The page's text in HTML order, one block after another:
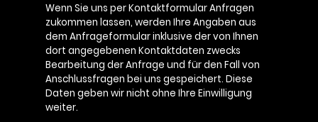
Wenn Sie uns per Kontaktformular Anfragen
zukommen lassen, werden Ihre Angaben aus
dem Anfrageformular inklusive der von Ihnen
dort angegebenen Kontaktdaten zwecks
Bearbeitung der Anfrage und für den Fall von
Anschlussfragen bei uns gespeichert. Diese
Daten geben wir nicht ohne Ihre Einwilligung
weiter.